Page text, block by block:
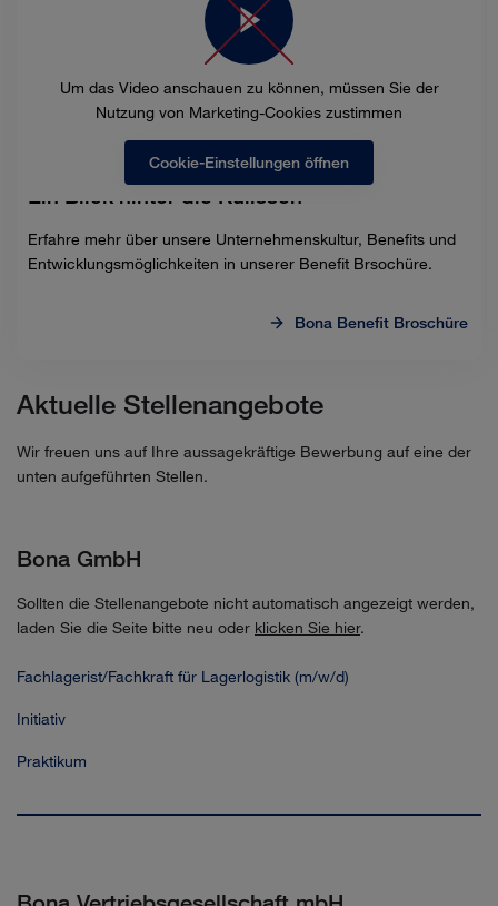
Ein Blick hinter die Kulissen
Erfahre mehr über unsere Unternehmenskultur, Benefits und
Entwicklungsmöglichkeiten in unserer Benefit Brsochüre.
Bona Benefit Broschüre
Um das Video anschauen zu können, müssen Sie der
Nutzung von Marketing-Cookies zustimmen
Cookie-Einstellungen öffnen
Aktuelle Stellenangebote
Wir freuen uns auf Ihre aussagekräftige Bewerbung auf eine der
unten aufgeführten Stellen.
Bona GmbH
Sollten die Stellenangebote nicht automatisch angezeigt werden,
laden Sie die Seite bitte neu oder klicken Sie hier.
Fachlagerist/Fachkraft für Lagerlogistik (m/w/d)
Initiativ
Praktikum